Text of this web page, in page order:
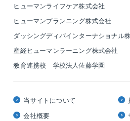
ヒューマンライフケア株式会社
ヒューマンプランニング株式会社
ダッシングディバインターナショナル
産経ヒューマンラーニング株式会社
教育連携校 学校法人佐藤学園
当サイトについて
会社概要